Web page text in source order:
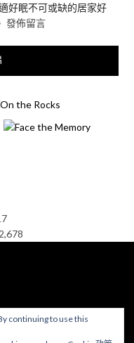
好眠不可或缺的居家好
發佈留言
by ZThemes Studio
continuing to use this